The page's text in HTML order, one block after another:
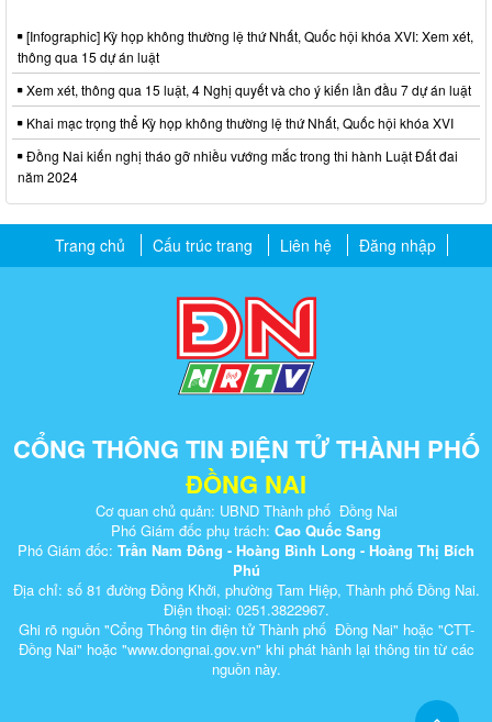
[Infographic] Kỳ họp không thường lệ thứ Nhất, Quốc hội khóa XVI: Xem xét,
thông qua 15 dự án luật
Xem xét, thông qua 15 luật, 4 Nghị quyết và cho ý kiến lần đầu 7 dự án luật
Khai mạc trọng thể Kỳ họp không thường lệ thứ Nhất, Quốc hội khóa XVI
Đồng Nai kiến nghị tháo gỡ nhiều vướng mắc trong thi hành Luật Đất đai
năm 2024
Trang chủ Cấu trúc trang Liên hệ Đăng nhập
CỔNG THÔNG TIN ĐIỆN TỬ THÀNH PHỐ
ĐỒNG NAI
Cơ quan chủ quản: UBND Thành phố Đồng Nai
Phó Giám đốc phụ trách: Cao Quốc Sang
Phó Giám đốc: Trần Nam Đông - Hoàng Bình Long - Hoàng Thị Bích
Phú
Địa chỉ: số 81 đường Đồng Khởi, phường Tam Hiệp, Thành phố Đồng Nai.
Điện thoại: 0251.3822967.
Ghi rõ nguồn "Cổng Thông tin điện tử Thành phố Đồng Nai" hoặc "CTT-
Đồng Nai" hoặc "www.dongnai.g​ov.vn" khi ​phát hành lại thông tin từ các
nguồn này.​